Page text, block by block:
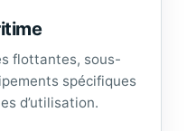
flottantes, sous-
spécifiques
d’utilisation.